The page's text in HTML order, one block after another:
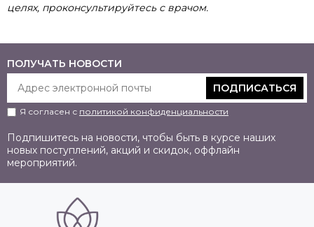
целях, проконсультируйтесь с врачом.
ПОЛУЧАТЬ НОВОСТИ
ПОДПИСАТЬСЯ
Я согласен с политикой конфиденциальности
Подпишитесь на новости, чтобы быть в курсе наших
новых поступлений, акций и скидок, оффлайн
мероприятий.